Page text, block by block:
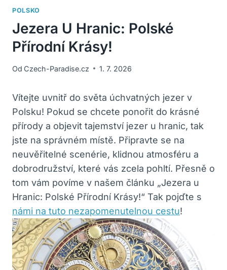
POLSKO
Jezera U Hranic: Polské
Přírodní Krásy!
Od Czech-Paradise.cz 1. 7. 2026
Vítejte uvnitř do světa úchvatných jezer v
Polsku! Pokud se chcete ponořit do krásné
přírody a objevit tajemství jezer u hranic, tak
jste na správném místě. Připravte se na
neuvěřitelné scenérie, klidnou atmosféru a
dobrodružství, které vás zcela pohltí. Přesně o
tom vám povíme v našem článku „Jezera u
Hranic: Polské Přírodní Krásy!“ Tak pojďte s
námi na tuto nezapomenutelnou cestu!